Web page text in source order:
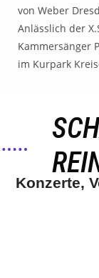
von Weber
Anlässlich der
Kammersänger
im Kurpark
Konzerte,